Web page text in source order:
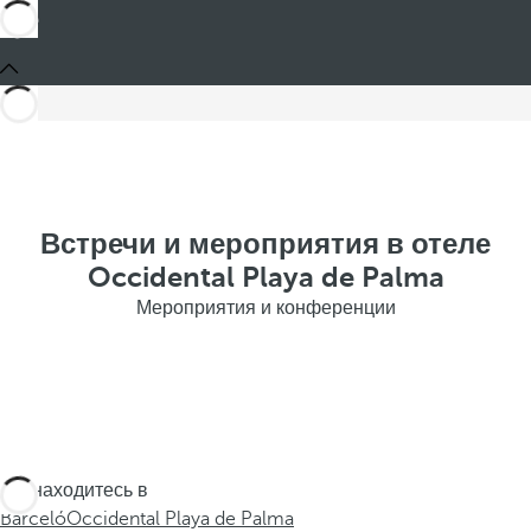
Встречи и мероприятия в отеле
Occidental Playa de Palma
Мероприятия и конференции
Вы находитесь в
BarcelóOccidental Playa de Palma